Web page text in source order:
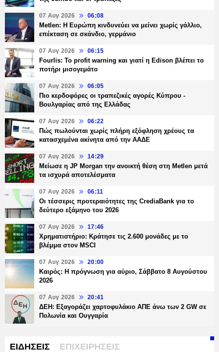
07 Αυγ 2026 06:08
Metlen: Η Ευρώπη κινδυνεύει να μείνει χωρίς γάλλιο,
επέκταση σε σκάνδιο, γερμάνιο
07 Αυγ 2026 06:15
Fourlis: Το profit warning και γιατί η Edison βλέπει το
ποτήρι μισογεμάτο
07 Αυγ 2026 06:05
Πιο κερδοφόρες οι τραπεζικές αγορές Κύπρου -
Βουλγαρίας από της Ελλάδας
07 Αυγ 2026 06:22
Πώς πωλούνται χωρίς πλήρη εξόφληση χρέους τα
κατασχεμένα ακίνητα από την ΑΑΔΕ
07 Αυγ 2026 14:29
Μείωσε η JP Morgan την ανοικτή θέση στη Metlen μετά
τα ισχυρά αποτελέσματα
07 Αυγ 2026 06:11
Οι τέσσερις προτεραιότητες της CrediaBank για το
δεύτερο εξάμηνο του 2026
07 Αυγ 2026 17:46
Χρηματιστήριο: Κράτησε τις 2.600 μονάδες με το
βλέμμα στον MSCI
07 Αυγ 2026 20:00
Καιρός: Η πρόγνωση για αύριο, Σάββατο 8 Αυγούστου
2026
07 Αυγ 2026 20:41
ΔΕΗ: Εξαγοράζει χαρτοφυλάκιο ΑΠΕ άνω των 2 GW σε
Πολωνία και Ουγγαρία
ΕΙΔΗΣΕΙΣ ΕΠΙΧΕΙΡΗΣΕΙΣ